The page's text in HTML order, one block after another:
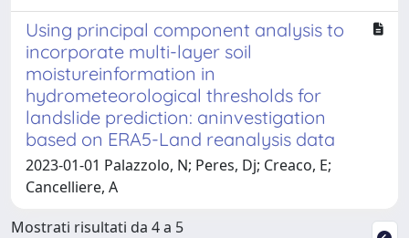
Using principal component analysis to
incorporate multi-layer soil
moistureinformation in
hydrometeorological thresholds for
landslide prediction: aninvestigation
based on ERA5-Land reanalysis data
2023-01-01 Palazzolo, N; Peres, Dj; Creaco, E;
Cancelliere, A
Mostrati risultati da 4 a 5